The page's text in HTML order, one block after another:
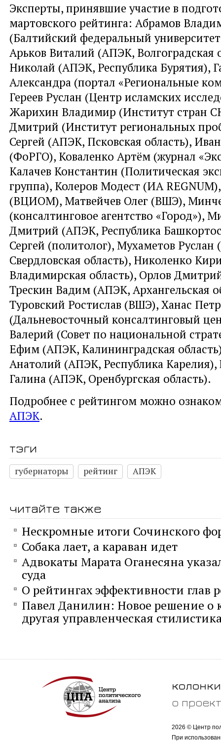
Эксперты, принявшие участие в
мартовского рейтинга: Абрамов
(Балтийский федеральный
Арьков Виталий (АПЭК, Волгоградская
Николай (АПЭК, Республика Бурятия),
Александра (портал «Региональные
Гереев Руслан (Центр исламских
Жарихин Владимир (Институт стран
Дмитрий (Институт региональных
Сергей (АПЭК, Псковская область),
(ФоРГО), Коваленко Артём (журнал
Калачев Константин (Политическая
группа), Колеров Модест (ИА
(ВЦИОМ), Матвейчев Олег (ВШЭ),
(консалтинговое агентство «Город»),
Дмитрий (АПЭК, Республика
Сергей (политолог), Мухаметов
Свердловская область), Николенко
Владимирская область), Орлов
Трескин Вадим (АПЭК, Архангельская
Туровский Ростислав (ВШЭ), Ханас Петр
(Дальневосточный консалтинговый
Валерий (Совет по национальной
Ефим (АПЭК, Калининградская
Анатолий (АПЭК, Республика
Галина (АПЭК, Оренбургская область).
Подробнее с рейтингом можно
АПЭК.
тэги
губернаторы рейтинг АПЭК
читайте также
Нескромные итоги Сочинского
Собака лает, а караван идет
Адвокаты Марата Оганесяна
суда
О рейтингах эффективности глав
Павел Данилин: Новое решение о
другая управленческая
колонки
о
2026 © Центр
При